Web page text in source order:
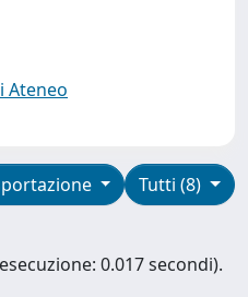
Ateneo
Tutti (8)
0.017 secondi).